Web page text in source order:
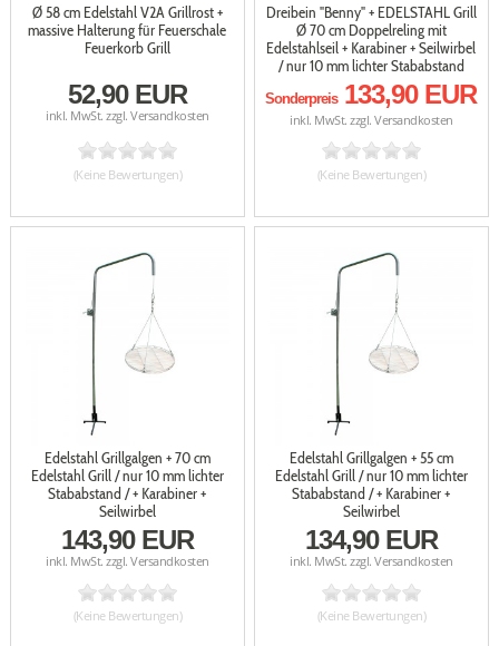
Ø 58 cm Edelstahl V2A Grillrost +
massive Halterung für Feuerschale
Feuerkorb Grill
52,90 EUR
inkl. MwSt. zzgl.Versandkosten
(Keine Bewertungen)
Dreibein "Benny" + EDELSTAHL Grill
Ø 70 cm Doppelreling mit
Edelstahlseil + Karabiner + Seilwirbel
/ nur 10 mm lichter Stababstand
Sonderpreis133,90 EUR
inkl. MwSt. zzgl.Versandkosten
(Keine Bewertungen)
Edelstahl Grillgalgen + 70 cm
Edelstahl Grill / nur 10 mm lichter
Stababstand / + Karabiner +
Seilwirbel
143,90 EUR
inkl. MwSt. zzgl.Versandkosten
(Keine Bewertungen)
Edelstahl Grillgalgen + 55 cm
Edelstahl Grill / nur 10 mm lichter
Stababstand / + Karabiner +
Seilwirbel
134,90 EUR
inkl. MwSt. zzgl.Versandkosten
(Keine Bewertungen)